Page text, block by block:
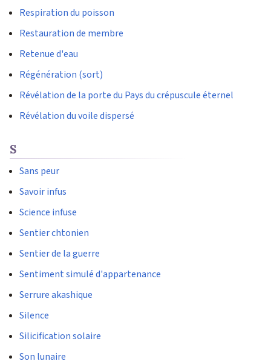
Respiration du poisson
Restauration de membre
Retenue d'eau
Régénération (sort)
Révélation de la porte du Pays du crépuscule éternel
Révélation du voile dispersé
S
Sans peur
Savoir infus
Science infuse
Sentier chtonien
Sentier de la guerre
Sentiment simulé d'appartenance
Serrure akashique
Silence
Silicification solaire
Son lunaire